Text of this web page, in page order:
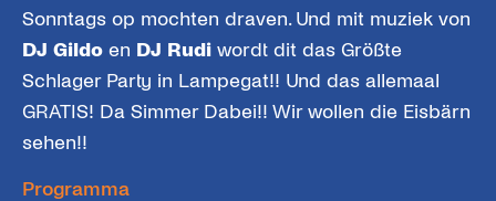
Sonntags op mochten draven. Und mit muziek von
DJ Gildo en DJ Rudi wordt dit das Größte
Schlager Party in Lampegat!! Und das allemaal
GRATIS! Da Simmer Dabei!! Wir wollen die Eisbärn
sehen!!
Programma